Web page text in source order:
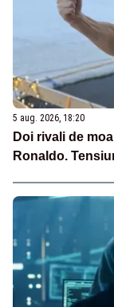
5 aug. 2026, 18:20
Doi rivali de
Ronaldo.